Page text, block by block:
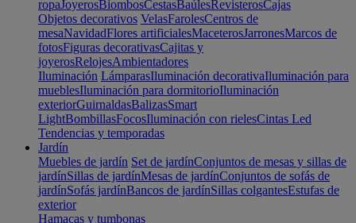
ropaJoyerosBiombosCestasBaúlesRevisterosCajas
Objetos decorativos VelasFarolesCentros de
mesaNavidadFlores artificialesMaceterosJarronesMarcos de
fotosFiguras decorativasCajitas y
joyerosRelojesAmbientadores
Iluminación LámparasIluminación decorativaIluminación para
mueblesIluminación para dormitorioIluminación
exteriorGuirnaldasBalizasSmart
LightBombillasFocosIluminación con rielesCintas Led
Tendencias y temporadas
Jardín
Muebles de jardín Set de jardínConjuntos de mesas y sillas de
jardínSillas de jardínMesas de jardínConjuntos de sofás de
jardínSofás jardínBancos de jardínSillas colgantesEstufas de
exterior
Hamacas y tumbonas